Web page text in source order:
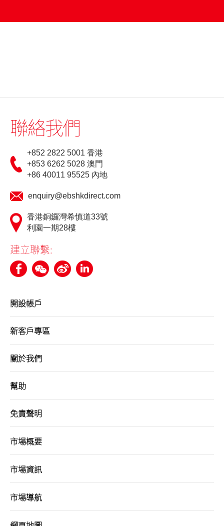
客戶同意書 - 香港投資者識別碼制度及場外證券交易匯報制度
及首次公開招股結算平台
網絡安全意識
友情連結
聯絡我們
+852 2822 5001 香港
+853 6262 5028 澳門
+86 40011 95525 內地
enquiry@ebshkdirect.com
香港銅鑼灣希慎道33號
利園一期28樓
建立聯繫:
開設帳戶
新客戶專區
關於我們
幫助
免責聲明
市場概要
市場資訊
市場導航